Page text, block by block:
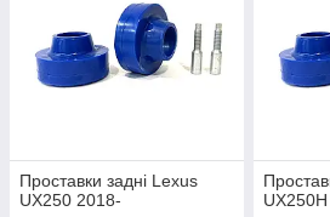
Проставки задні Lexus
UX250 2018-